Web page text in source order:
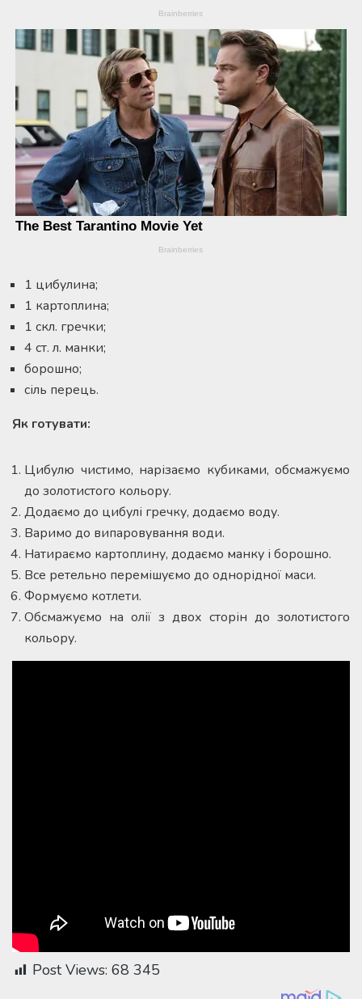
1 цибулина;
1 картоплина;
1 скл. гречки;
4 ст. л. манки;
борошно;
сіль перець.
Як готувати:
Цибулю чистимо, нарізаємо кубиками, обсмажуємо
до золотистого кольору.
Додаємо до цибулі гречку, додаємо воду.
Варимо до випаровування води.
Натираємо картоплину, додаємо манку і борошно.
Все ретельно перемішуємо до однорідної маси.
Формуємо котлети.
Обсмажуємо на олії з двох сторін до золотистого
кольору.
Post Views: 68 345